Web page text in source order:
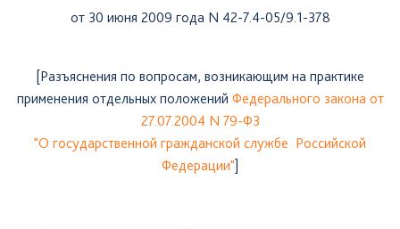
от 30 июня 2009 года N 42-7.4-05/9.1-378
[Разъяснения по вопросам, возникающим на практике
применения отдельных положений Федерального закона от
27.07.2004 N 79-ФЗ
"О государственной гражданской службе Российской
Федерации"]